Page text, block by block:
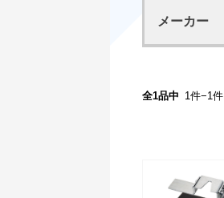
メーカー
全1品中 1件−1件